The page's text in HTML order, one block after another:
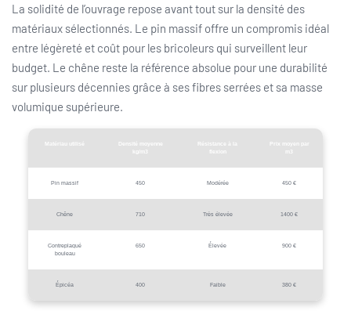
La solidité de l’ouvrage repose avant tout sur la densité des
matériaux sélectionnés. Le pin massif offre un compromis idéal
entre légèreté et coût pour les bricoleurs qui surveillent leur
budget. Le chêne reste la référence absolue pour une durabilité
sur plusieurs décennies grâce à ses fibres serrées et sa masse
volumique supérieure.
Matériau utilisé
Densité moyenne
kg/m3
Résistance à la
flexion
Prix moyen par
m3
Pin massif 450 Modérée 450 €
Chêne 710 Très élevée 1400 €
Contreplaqué
bouleau
650 Élevée 900 €
Épicéa 400 Faible 380 €